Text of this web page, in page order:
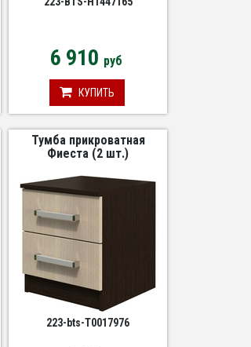
6 910 руб
КУПИТЬ
Тумба прикроватная
Фиеста (2 шт.)
223-bts-Т0017976